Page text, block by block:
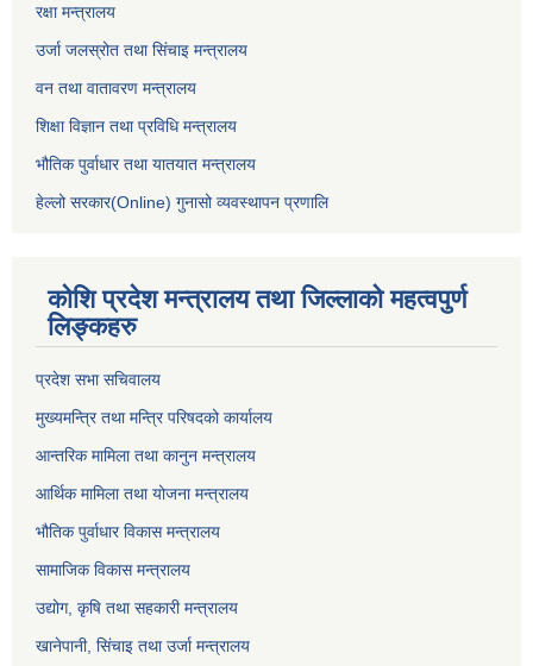
रक्षा मन्त्रालय
उर्जा जलस्रोत तथा सिंचाइ मन्‍त्रालय
वन तथा वातावरण मन्त्रालय
शिक्षा विज्ञान तथा प्रविधि मन्त्रालय
भौतिक पुर्वाधार तथा यातयात मन्त्रालय
हेल्लो सरकार(Online) गुनासो व्यवस्थापन प्रणालि
कोशि प्रदेश मन्त्रालय तथा जिल्लाको महत्वपुर्ण
लिङ्कहरु
प्रदेश सभा सचिवालय
मुख्यमन्त्रि तथा मन्त्रि परिषदको कार्यालय
आन्तरिक मामिला तथा कानुन मन्त्रालय
आर्थिक मामिला तथा योजना मन्त्रालय
भौतिक पुर्वाधार विकास मन्त्रालय
सामाजिक विकास मन्त्रालय
उद्योग, कृषि तथा सहकारी मन्त्रालय
खानेपानी, सिंचाइ तथा उर्जा मन्त्रालय